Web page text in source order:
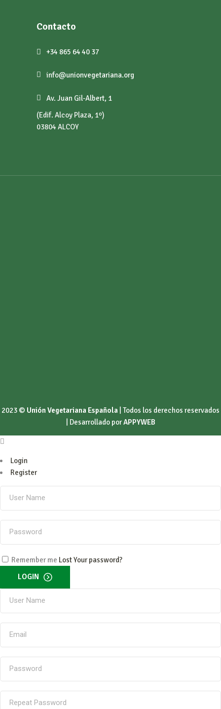
Contacto
+34 865 64 40 37
info@unionvegetariana.org
Av. Juan Gil-Albert, 1
(Edif. Alcoy Plaza, 1º)
03804 ALCOY
2023 © Unión Vegetariana Española | Todos los derechos reservados
| Desarrollado porAPPYWEB
Login
Register
Remember me Lost Your password?
LOGIN